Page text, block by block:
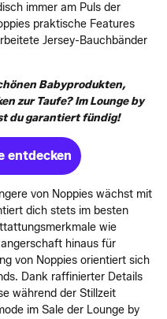
immer am Puls der
praktische Features
Jersey-Bauchbänder
Babyprodukten,
zur Taufe? Im Lounge by
du garantiert fündig!
entdecken
von Noppies wächst mit
dich stets im besten
wie
hinaus für
von Noppies orientiert sich
Dank raffinierter Details
während der Stillzeit
im Sale der Lounge by